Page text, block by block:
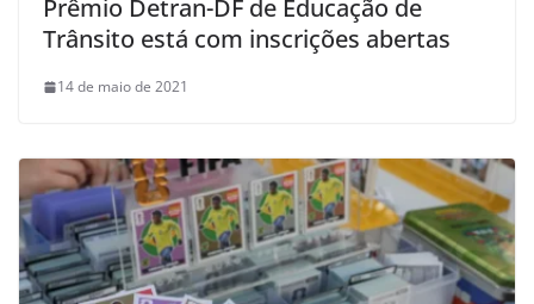
Prêmio Detran-DF de Educação de
Trânsito está com inscrições abertas
14 de maio de 2021